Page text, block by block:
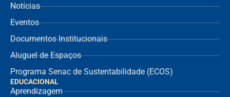
Notícias
Eventos
Documentos Institucionais
Aluguel de Espaços
Programa Senac de Sustentabilidade (ECOS)
EDUCACIONAL
Aprendizagem